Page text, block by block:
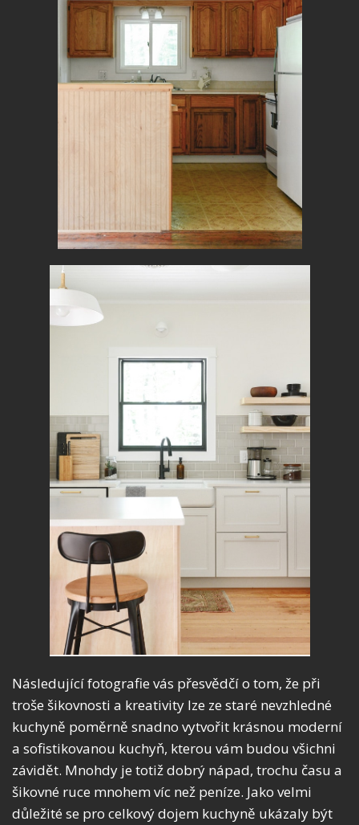
Následující fotografie vás přesvědčí o tom, že při
troše šikovnosti a kreativity lze ze staré nevzhledné
kuchyně poměrně snadno vytvořit krásnou moderní
a sofistikovanou kuchyň, kterou vám budou všichni
závidět. Mnohdy je totiž dobrý nápad, trochu času a
šikovné ruce mnohem víc než peníze. Jako velmi
důležité se pro celkový dojem kuchyně ukázaly být